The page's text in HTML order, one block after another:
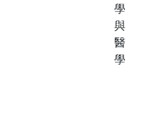
學
與
醫
學